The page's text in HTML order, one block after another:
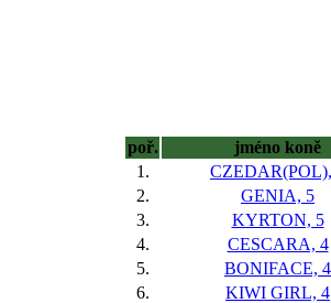
poř. jméno koně
1.
2.
GENIA, 5
3.
KYRTON, 5
4.
CESCARA, 4
5.
BONIFACE, 4
6.
KIWI GIRL, 4